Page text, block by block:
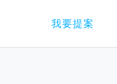
我要提案